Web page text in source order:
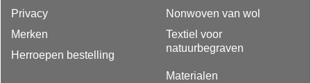
Privacy
Merken
Herroepen bestelling
Nonwoven van wol
Textiel voor
natuurbegraven
Materialen